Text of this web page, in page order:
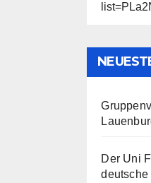
Der Uni
deutsche